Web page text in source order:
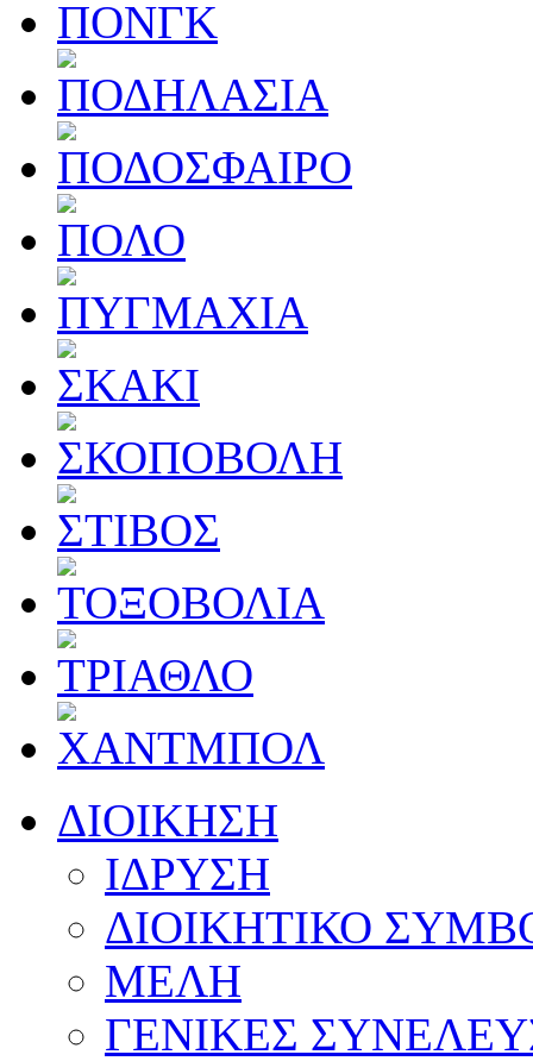
ΔΙΟΙΚΗΣΗ
ΙΔΡΥΣΗ
ΔΙΟΙΚΗΤΙΚΟ
ΜΕΛΗ
ΓΕΝΙΚΕΣ